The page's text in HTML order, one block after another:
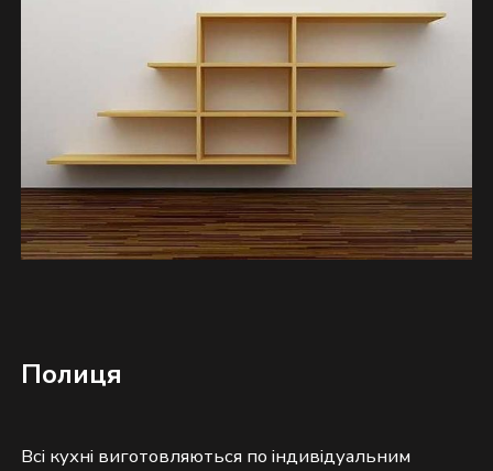
Полиця
Всі кухні виготовляються по індивідуальним